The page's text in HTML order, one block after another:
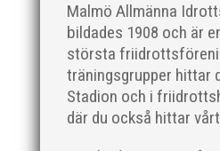
Malmö Allmänna
bildades 1908 och är
största
träningsgrupper hittar
Stadion och i
där du också hittar
Efter att årsmötet
stipendieutdelning, mat
Bilder från denna del
Stort tack till Bengt
och generöst
kvällen. Fler bilder från